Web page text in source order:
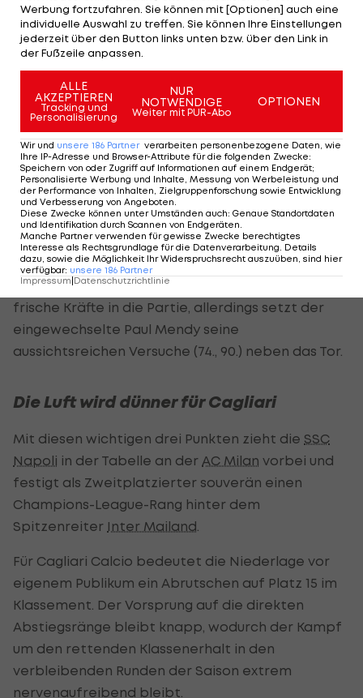
Führung souverän und erspielt sich weitere gute
Möglichkeiten, verpasst es jedoch, frühzeitig für
eine Vorentscheidung zu sorgen.
Kevin De Bruyne (52.) und der überaus auffällige
McTominay (56.) bringen den Ball zielgerichtet auf
das Tor, bleiben im Abschluss aber glücklos. Ein
weiterer Kopfball von Mctominay (62.) verfehlt
das Gehäuse knapp.
Auf der Gegenseite steckt Cagliari nicht auf und
drängt phasenweise auf den Ausgleich, doch
Esposito (67.) schießt knapp am Kasten vorbei.
Die Hausherren werfen in der Schlussphase
frische Kräfte in die Partie, allerdings setzt der
eingewechselte Paul Mendy seine
aussichtsreichen Versuche (74., 90.) neben das Tor.
Die Luft wird dünner für Cagliari
Mit diesen wichtigen drei Punkten zieht die SSC
Napoli in der Tabelle an der AC Milan vorbei und
festigt als Zweitplatzierter souverän einen
Champions-League-Rang hinter dem
Spitzenreiter Inter Mailand
Für Cagliari Calcio bedeutet die Niederlage vor
eigenem Publikum ein Abrutschen auf Platz 15 im
Klassement. Der Vorsprung auf die direkten
Abstiegsränge bleibt knapp, wodurch der Kampf
um den rettenden Klassenerhalt in den
verbleibenden Runden der Saison extrem
nervenaufreibend bleibt.
Werbung fortzufahren. Sie können mit [Optionen] auch eine
individuelle Auswahl zu treffen. Sie können Ihre Einstellungen
jederzeit über den Button links unten bzw. über den Link in
der Fußzeile anpassen.
ALLE
AKZEPTIEREN
Tracking und
Personalisierung
NUR
NOTWENDIGE
Weiter mit PUR-Abo
OPTIONEN
Wir und unsere 186 Partner verarbeiten personenbezogene Daten, wie
Ihre IP-Adresse und Browser-Attribute für die folgenden Zwecke:
Speichern von oder Zugriff auf Informationen auf einem Endgerät;
Personalisierte Werbung und Inhalte, Messung von Werbeleistung und
der Performance von Inhalten, Zielgruppenforschung sowie Entwicklung
und Verbesserung von Angeboten.
Diese Zwecke können unter Umständen auch: Genaue Standortdaten
und Identifikation durch Scannen von Endgeräten.
Manche Partner verwenden für gewisse Zwecke berechtigtes
Interesse als Rechtsgrundlage für die Datenverarbeitung. Details
dazu, sowie die Möglichkeit Ihr Widerspruchsrecht auszuüben, sind hier
verfügbar: unsere 186 Partner
Impressum Datenschutzrichtlinie